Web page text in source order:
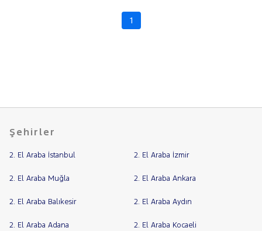
KIA
LANCIA
MERCEDES-
MINI
MITSUBISHI
Değişen
Parça
1
Şehirler
2. El Araba İstanbul 2. El Araba İzmir
2. El Araba Muğla 2. El Araba Ankara
2. El Araba Balıkesir 2. El Araba Aydın
2. El Araba Adana 2. El Araba Kocaeli